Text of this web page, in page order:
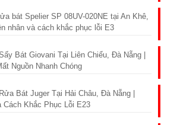
bát Spelier SP 08UV-020NE tại An Khê,
nhân và cách khắc phục lỗi E3
Bát Giovani Tại Liên Chiểu, Đà Nẵng |
Nguồn Nhanh Chóng
Bát Juger Tại Hải Châu, Đà Nẵng |
Cách Khắc Phục Lỗi E23